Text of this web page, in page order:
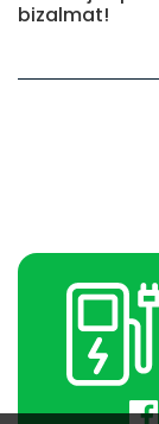
bizalmat!